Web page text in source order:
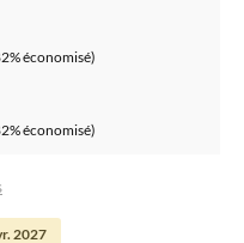
économisé)
économisé)
2027